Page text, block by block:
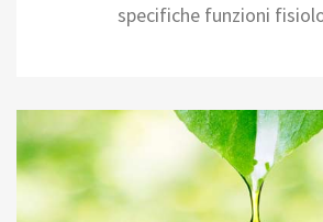
specifiche funzioni